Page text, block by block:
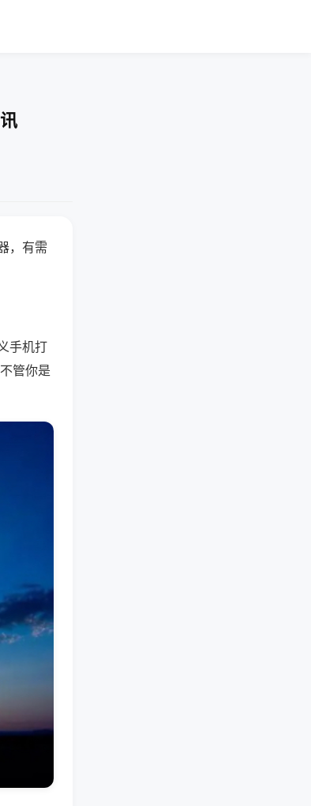
，有需
手机打
管你是